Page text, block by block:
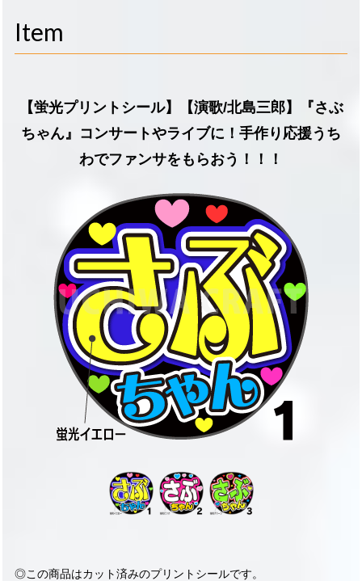
Item
【蛍光プリントシール】【演歌/北島三郎】『さぶ
ちゃん』コンサートやライブに！手作り応援うち
わでファンサをもらおう！！！
◎この商品はカット済みのプリントシールです。